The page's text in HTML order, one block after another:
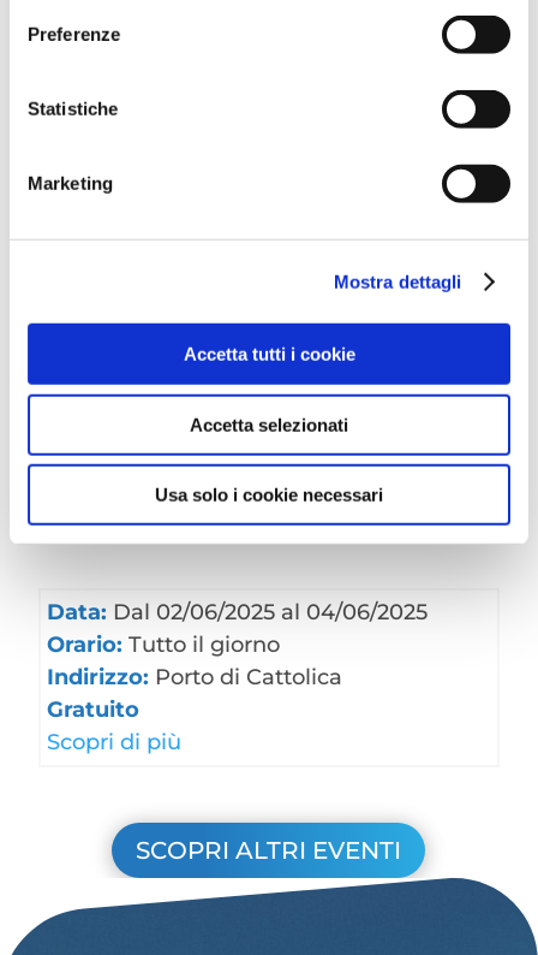
Preferenze
Statistiche
Marketing
Mostra dettagli
Accetta tutti i cookie
Accetta selezionati
Usa solo i cookie necessari
4 giugno : ore 18:00 Cerimonie di premiazione
agenda:
📍 Cattolica – Dal 2 al 4 giugno 2025
📌 Porto di Cattolica
⚓ Ingresso libero
👉 Segui tutti gli aggiornamenti su
CattolicaWelcome.it e sui canali social ufficiali!
Data: Dal 02/06/2025 al 04/06/2025
Orario: Tutto il giorno
Indirizzo: Porto di Cattolica
Gratuito
Scopri di più
SCOPRI ALTRI EVENTI